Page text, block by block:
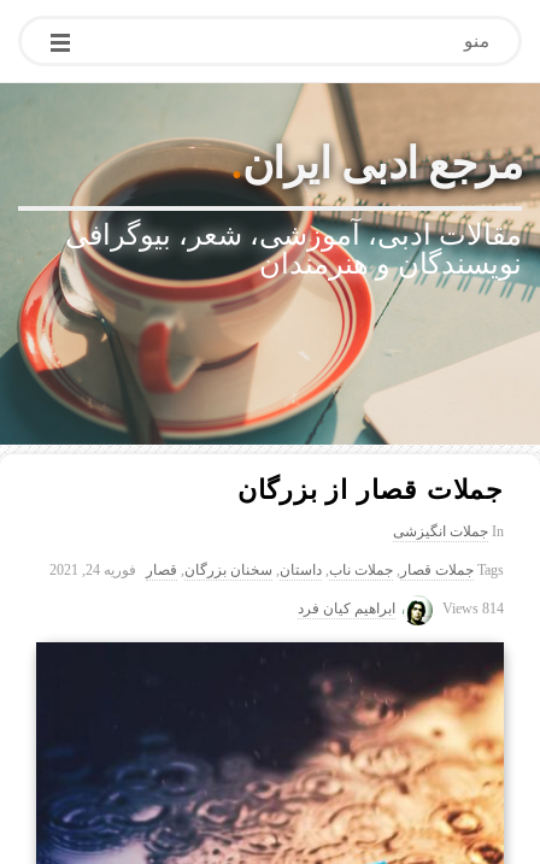
منو
مرجع ادبی ایران.
مقالات ادبی، آموزشی، شعر، بیوگرافی
نویسندگان و هنرمندان
جملات قصار از بزرگان
In جملات انگیزشی
Tags جملات قصار , جملات ناب, داستان, سخنان بزرگان, قصار فوریه 24, 2021
814 Views ابراهیم کیان فرد